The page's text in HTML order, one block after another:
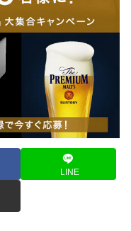
LINE